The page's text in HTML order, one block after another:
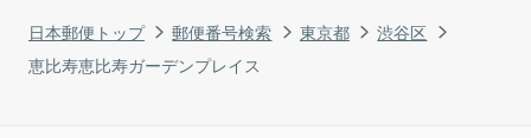
日本郵便トップ 郵便番号検索 東京都
渋谷区
恵比寿恵比寿ガーデンプレイス